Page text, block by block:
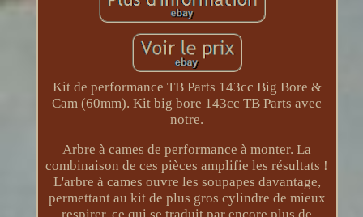
Kit de performance TB Parts 143cc Big Bore &
Cam (60mm). Kit big bore 143cc TB Parts avec
notre.
Arbre à cames de performance à monter. La
combinaison de ces pièces amplifie les résultats !
L'arbre à cames ouvre les soupapes davantage,
permettant au kit de plus gros cylindre de mieux